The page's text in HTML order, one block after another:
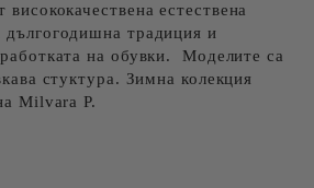
естествена
традиция и
на обувки. Моделите са
стуктура. Зимна колекция
Milvara P.